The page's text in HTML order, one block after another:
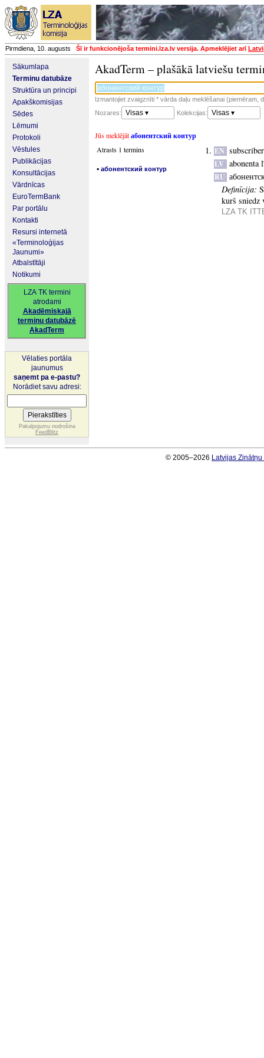
Pirmdiena, 10. augusts Šī ir funkcionējoša termini.lza.lv versija. Apmeklējiet arī
Sākumlapa
Terminu datubāze
Struktūra un principi
Apakškomisijas
Sēdes
Lēmumi
Protokoli
Vēstules
Publikācijas
Konsultācijas
Vārdnīcas
EuroTermBank
Par portālu
Kontakti
Resursi internetā
«Terminoloģijas
Jaunumi»
Atbalstītāji
Notikumi
LZA TK termini
atrodami
Akadēmiskajā
terminu datubāzē
AkadTerm
Vēlaties portāla
jaunumus
saņemt pa e-pastu?
Norādiet savu adresi:
Pakalpojumu nodrošina
FeedBlitz
AkadTerm – plašākā latviešu
Izmantojiet zvaigznīti * vārda daļu meklēšanai (piemēram,
Nozares:
Visas ▾ Kolekcijas: Visas ▾
Jūs meklējātабонентский контур
Atrasts 1 termins
▪ абонентский контур
EN
LV abonenta
RU
Definīcija:
kurš sniedz
LZA TK
© 2005–2026 Latvijas